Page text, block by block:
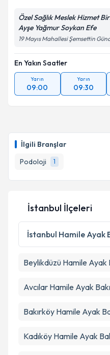
İlgili Branşlar
Podoloji
1
Kişisel verilerimin
Metni'ni okudum
kapsamda
Takvim
Özel Sağlık Meslek Hizmet
Ayşe Yağmur Soykan Efe
19 Mayıs Mahallesi Şemsettin
En Yakın Saatler
Yarın
09:00
Yarın
09:30
İstanbul İlçeleri
İstanbul Hamile Ayak
Beylikdüzü Hamile Ayak
Avcılar Hamile Ayak
Bakırköy Hamile Ayak
Kadıköy Hamile Ayak